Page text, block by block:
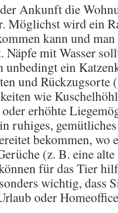
Ankunft die
Möglichst wird ein
kann und
Näpfe mit Wasser
unbedingt ein
und Rückzugsorte
wie
erhöhte
ruhiges,
bekommen, wo
(z. B. eine
für das Tier
wichtig, dass
oder